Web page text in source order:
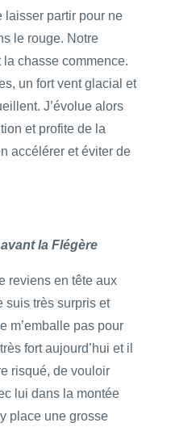
laisser partir pour ne
le rouge. Notre
chasse commence.
un fort vent glacial et
J’évolue alors
et profite de la
accélérer et éviter de
la Flégère
reviens en tête aux
suis très surpris et
m’emballe pas pour
fort aujourd’hui et il
risqué, de vouloir
lui dans la montée
place une grosse